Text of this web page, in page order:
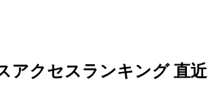
アクセスランキング 直近